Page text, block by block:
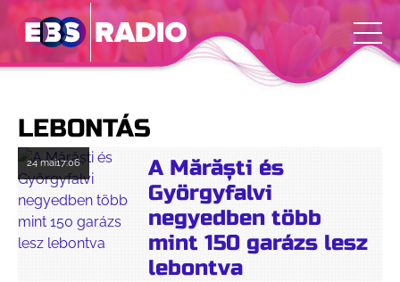
LEBONTÁS
24 mai17:06
A Mărăști és
Györgyfalvi
negyedben több
mint 150 garázs lesz
lebontva